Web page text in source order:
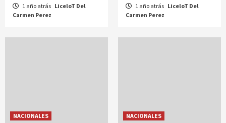
1 año atrás LiceloT Del
Carmen Perez
1 año atrás LiceloT Del
Carmen Perez
NACIONALES NACIONALES